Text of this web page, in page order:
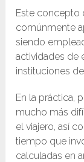
Este concepto
comúnmente
siendo
actividades de
instituciones
En la práctica,
mucho más
el viajero, así
tiempo que
calculadas en